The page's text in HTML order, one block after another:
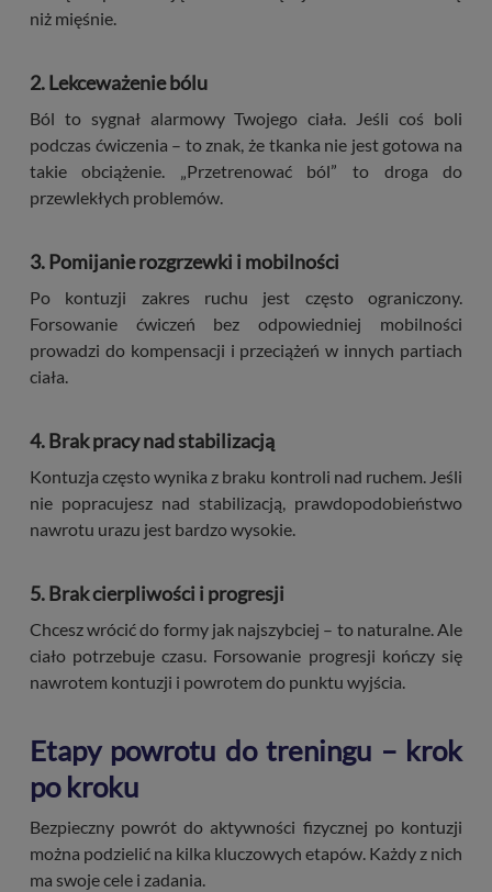
niż mięśnie.
2. Lekceważenie bólu
Ból to sygnał alarmowy Twojego ciała. Jeśli coś boli
podczas ćwiczenia – to znak, że tkanka nie jest gotowa na
takie obciążenie. „Przetrenować ból” to droga do
przewlekłych problemów.
3. Pomijanie rozgrzewki i mobilności
Po kontuzji zakres ruchu jest często ograniczony.
Forsowanie ćwiczeń bez odpowiedniej mobilności
prowadzi do kompensacji i przeciążeń w innych partiach
ciała.
4. Brak pracy nad stabilizacją
Kontuzja często wynika z braku kontroli nad ruchem. Jeśli
nie popracujesz nad stabilizacją, prawdopodobieństwo
nawrotu urazu jest bardzo wysokie.
5. Brak cierpliwości i progresji
Chcesz wrócić do formy jak najszybciej – to naturalne. Ale
ciało potrzebuje czasu. Forsowanie progresji kończy się
nawrotem kontuzji i powrotem do punktu wyjścia.
Etapy powrotu do treningu – krok
po kroku
Bezpieczny powrót do aktywności fizycznej po kontuzji
można podzielić na kilka kluczowych etapów. Każdy z nich
ma swoje cele i zadania.